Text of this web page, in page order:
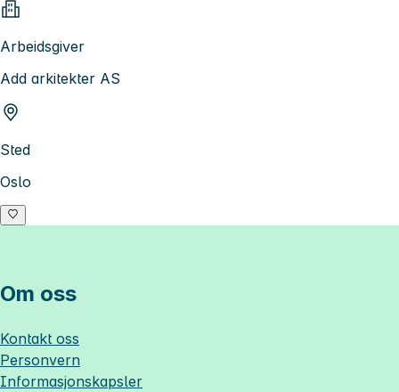
Arbeidsgiver
Add arkitekter AS
Sted
Oslo
Om oss
Kontakt oss
Personvern
Informasjonskapsler